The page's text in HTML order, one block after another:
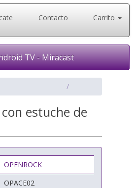
Contacto Carrito
TV - Miracast
estuche de
OPENROCK
OPACE02